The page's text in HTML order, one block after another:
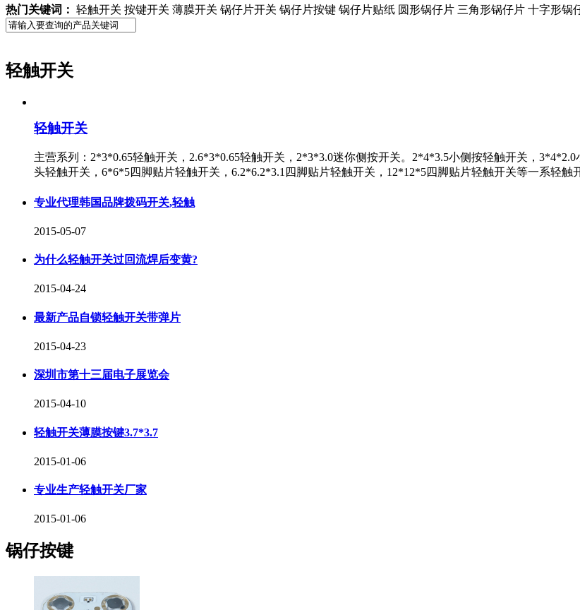
热门关键词： 轻触开关 按键开关 薄膜开关 锅仔片开关 锅仔片按键 锅仔片贴纸 圆形锅仔片 三角形锅仔片 十字形锅
轻触开关
轻触开关
主营系列：2*3*0.65轻触开关，2.6*3*0.65轻触开关，2*3*3.0迷你侧按开关。2*4*3.5小侧按轻触开关，
头轻触开关，6*6*5四脚贴片轻触开关，6.2*6.2*3.1四脚贴片轻触开关，12*12*5四脚贴片轻触开关等一系轻触
专业代理韩国品牌拨码开关,轻触
2015-05-07
为什么轻触开关过回流焊后变黄?
2015-04-24
最新产品自锁轻触开关带弹片
2015-04-23
深圳市第十三届电子展览会
2015-04-10
轻触开关薄膜按键3.7*3.7
2015-01-06
专业生产轻触开关厂家
2015-01-06
锅仔按键